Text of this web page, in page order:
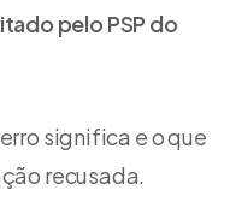
pelo PSP do
significa e o que
recusada.